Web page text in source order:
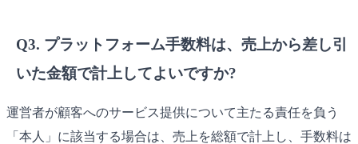
Q3. プラットフォーム手数料は、売上から差し引
いた金額で計上してよいですか?
運営者が顧客へのサービス提供について主たる責任を負う
「本人」に該当する場合は、売上を総額で計上し、手数料は